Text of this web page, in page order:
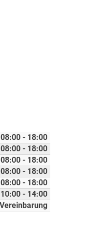
08:00 - 18:00
08:00 - 18:00
08:00 - 18:00
08:00 - 18:00
08:00 - 18:00
10:00 - 14:00